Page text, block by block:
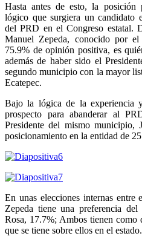
Hasta antes de esto, la posición
lógico que surgiera un candidato
del PRD en el Congreso estatal.
Manuel Zepeda, conocido por
75.9% de opinión positiva, es
además de haber sido el
segundo municipio con la mayor
Ecatepec.
Bajo la lógica de la experiencia
prospecto para abanderar al
Presidente del mismo
posicionamiento en la entidad de
En unas elecciones internas entre
Zepeda tiene una preferencia
Rosa, 17.7%; Ambos tienen como
que se tiene sobre ellos en el estado.